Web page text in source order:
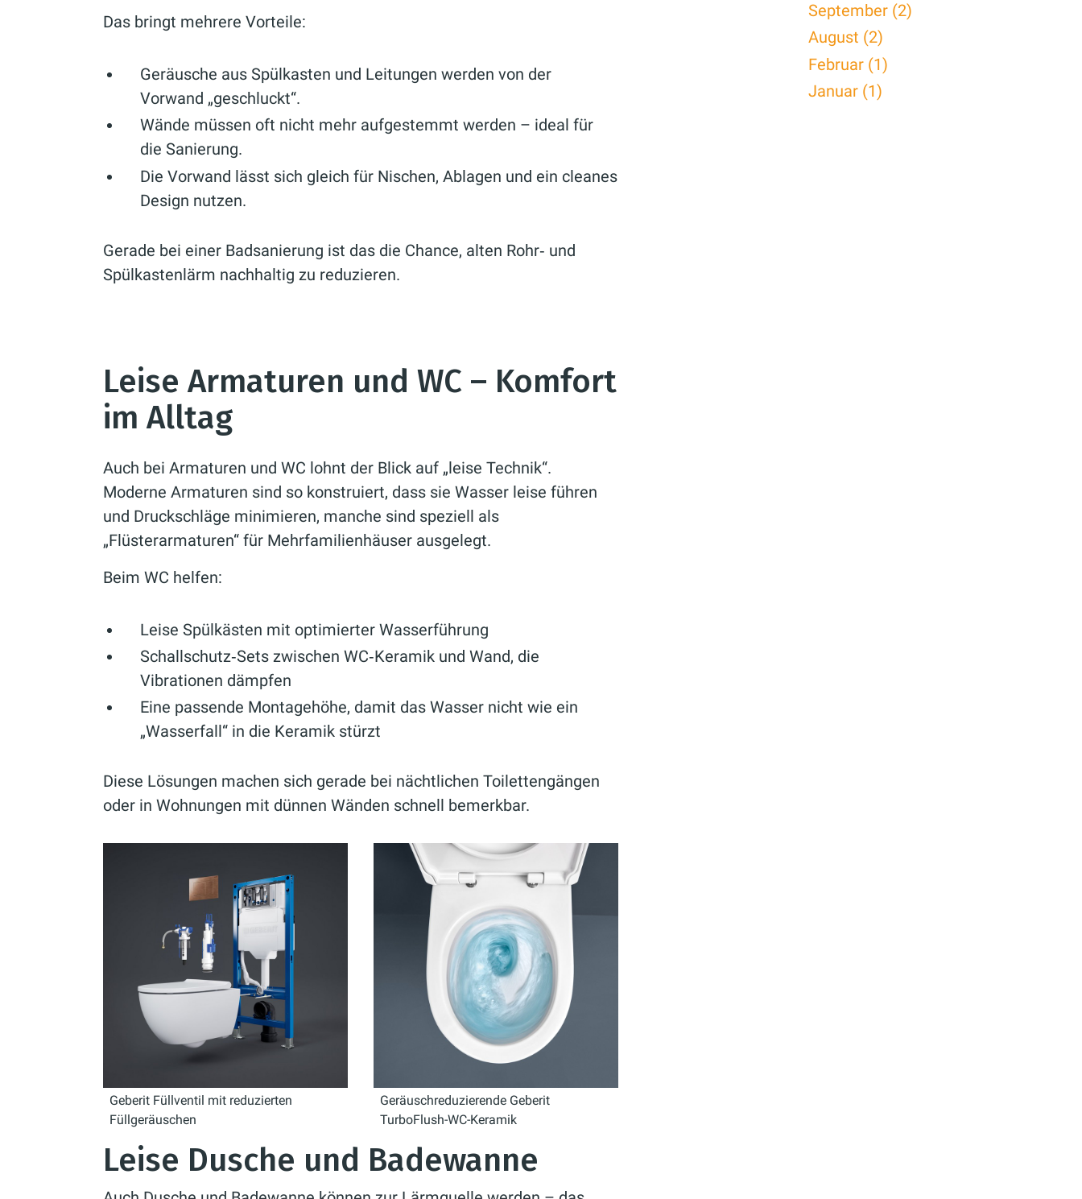
Das bringt mehrere Vorteile:
Geräusche aus Spülkasten und Leitungen werden von der
Vorwand „geschluckt“.
Wände müssen oft nicht mehr aufgestemmt werden – ideal für
die Sanierung.
Die Vorwand lässt sich gleich für Nischen, Ablagen und ein cleanes
Design nutzen.
Gerade bei einer Badsanierung ist das die Chance, alten Rohr‑ und
Spülkastenlärm nachhaltig zu reduzieren.
Leise Armaturen und WC – Komfort
im Alltag
Auch bei Armaturen und WC lohnt der Blick auf „leise Technik“.
Moderne Armaturen sind so konstruiert, dass sie Wasser leise führen
und Druckschläge minimieren, manche sind speziell als
„Flüsterarmaturen“ für Mehrfamilienhäuser ausgelegt.
Beim WC helfen:
Leise Spülkästen mit optimierter Wasserführung
Schallschutz‑Sets zwischen WC‑Keramik und Wand, die
Vibrationen dämpfen
Eine passende Montagehöhe, damit das Wasser nicht wie ein
„Wasserfall“ in die Keramik stürzt
Diese Lösungen machen sich gerade bei nächtlichen Toilettengängen
oder in Wohnungen mit dünnen Wänden schnell bemerkbar.
Geberit Füllventil mit reduzierten
Füllgeräuschen
Geräuschreduzierende Geberit
TurboFlush-WC-Keramik
Leise Dusche und Badewanne
September (2)
August (2)
Februar (1)
Januar (1)